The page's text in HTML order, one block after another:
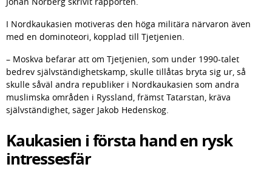
I Nordkaukasien motiveras den höga militära närvaron även
med en dominoteori, kopplad till Tjetjenien.
– Moskva befarar att om Tjetjenien, som under 1990-talet
bedrev självständighetskamp, skulle tillåtas bryta sig ur, så
skulle såväl andra republiker i Nordkaukasien som andra
muslimska områden i Ryssland, främst Tatarstan, kräva
självständighet, säger Jakob Hedenskog.
Kaukasien i första hand en rysk
intressesfär